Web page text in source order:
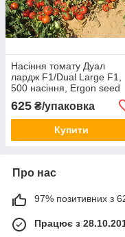
Насіння томату Дуал
лардж F1/Dual Large F1,
500 насіння, Ergon seed
625 ₴/упаковка
Купити
Про нас
97% позитивних з 62
Працює з